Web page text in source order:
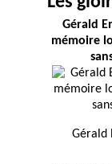
Gérald
mémoire
Gérald